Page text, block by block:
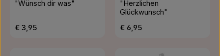
"Wünsch dir was"
Regulärer Preis:
€ 3,95
"Herzlichen
Glückwunsch"
Regulärer Preis:
€ 6,95